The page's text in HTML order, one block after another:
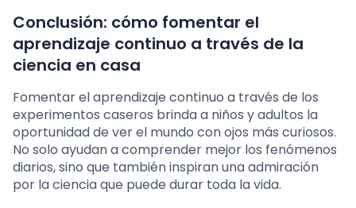
Conclusión: cómo fomentar el
aprendizaje continuo a través de la
ciencia en casa
Fomentar el aprendizaje continuo a través de los
experimentos caseros brinda a niños y adultos la
oportunidad de ver el mundo con ojos más curiosos.
No solo ayudan a comprender mejor los fenómenos
diarios, sino que también inspiran una admiración
por la ciencia que puede durar toda la vida.